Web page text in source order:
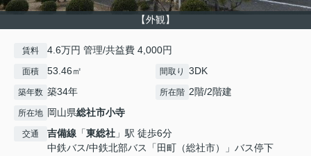
【外観】
賃料 4.6万円 管理/共益費 4,000円
面積 53.46㎡ 間取り 3DK
築年数 築34年 所在階 2階/2階建
所在地 岡山県総社市小寺
交通 吉備線 「東総社 」駅 徒歩6分
中鉄バス/中鉄北部バス「田町（総社市）」バス停下